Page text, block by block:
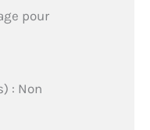
pour
: Non